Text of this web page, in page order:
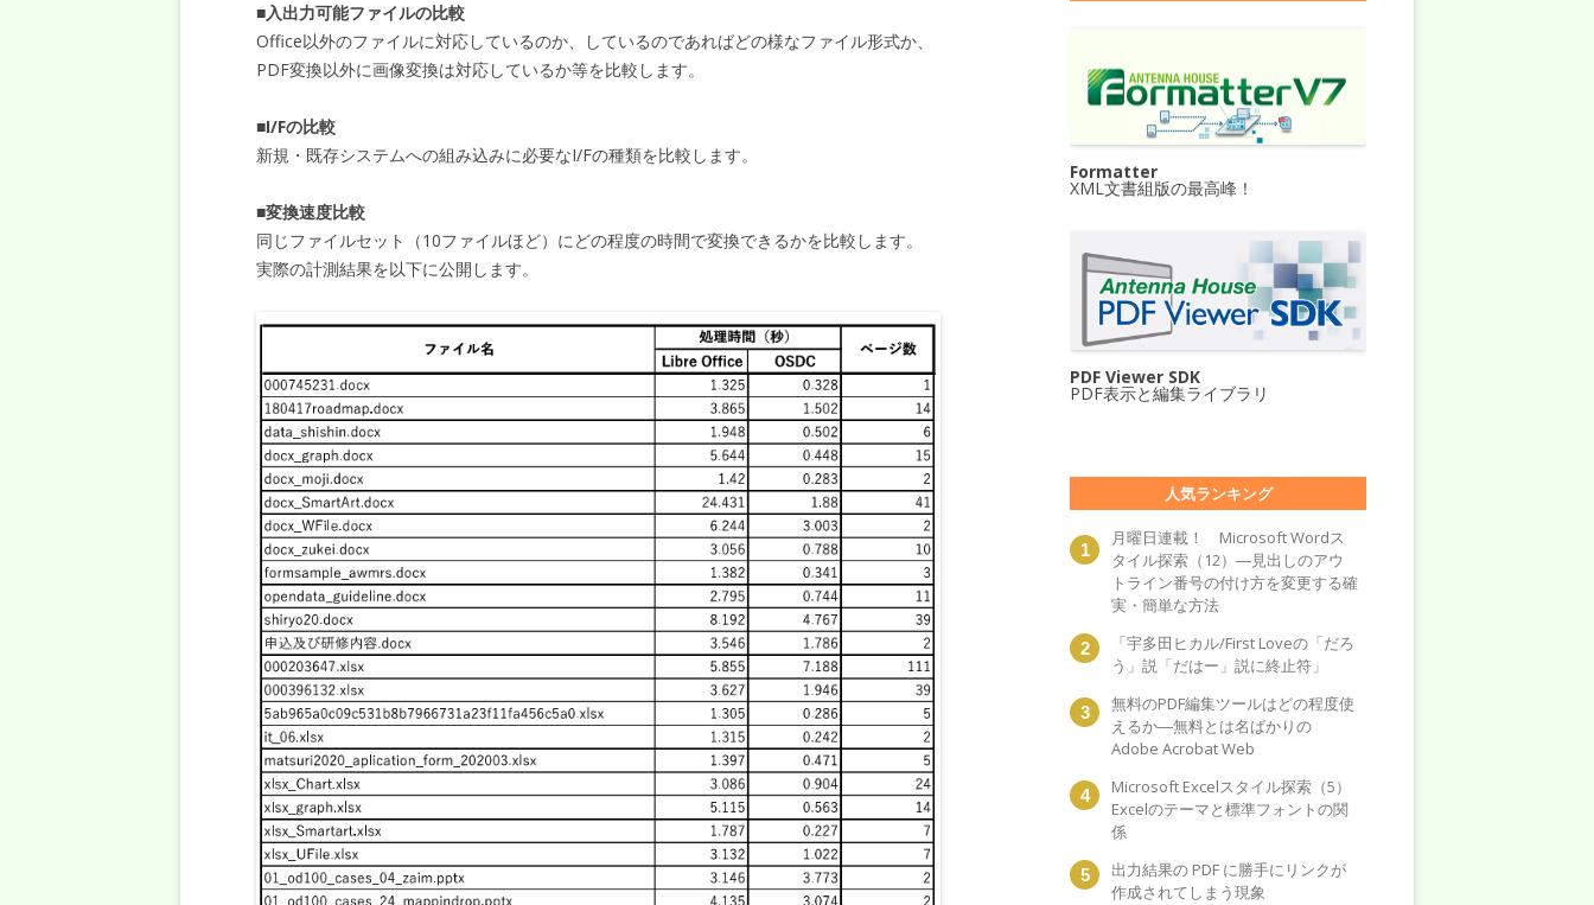
■入出力可能ファイルの比較
Office以外のファイルに対応しているのか、しているのであればどの様なファイル形式か、
PDF変換以外に画像変換は対応しているか等を比較します。
■I/Fの比較
新規・既存システムへの組み込みに必要なI/Fの種類を比較します。
■変換速度比較
同じファイルセット（10ファイルほど）にどの程度の時間で変換できるかを比較します。
実際の計測結果を以下に公開します。
Formatter
XML文書組版の最高峰！
PDF Viewer SDK
PDF表示と編集ライブラリ
人気ランキング
月曜日連載！ Microsoft Wordス
タイル探索（12）―見出しのアウ
トライン番号の付け方を変更する確
実・簡単な方法
「宇多田ヒカル/First Loveの「だろ
う」説「だはー」説に終止符」
無料のPDF編集ツールはどの程度使
えるか―無料とは名ばかりの
Adobe Acrobat Web
Microsoft Excelスタイル探索（5）
Excelのテーマと標準フォントの関
係
出力結果の PDF に勝手にリンクが
作成されてしまう現象